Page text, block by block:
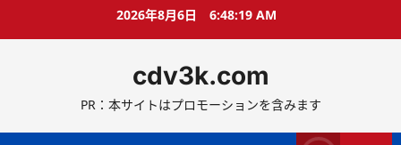
ス
2026年8月6日 6:48:21 AM
cdv3k.com
PR：本サイトはプロモーションを含みます